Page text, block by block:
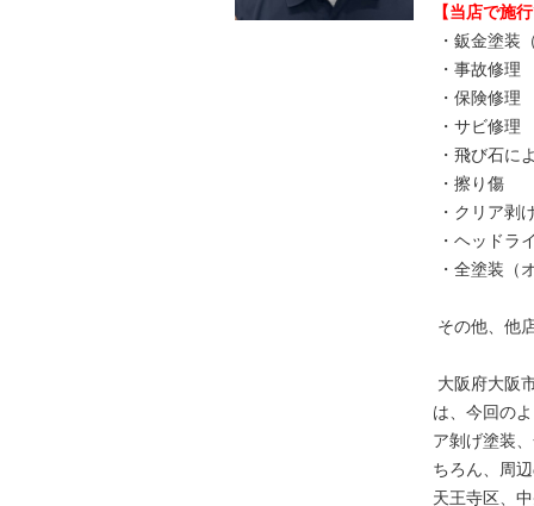
【当店で施
・鈑金塗装
・事故修理
・保険修理
・サビ修理
・飛び石に
・擦り傷
・クリア剥
・ヘッドラ
・全塗装（
その他、他
大阪府大阪
は、今回の
ア剝げ塗装
ちろん、周
天王寺区、